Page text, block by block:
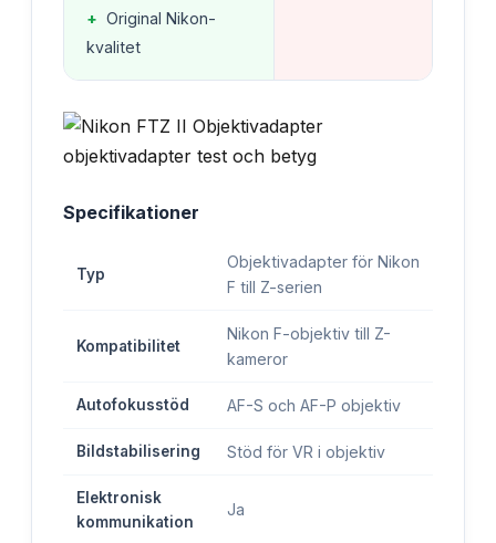
+ Original Nikon-
kvalitet
Specifikationer
Typ
Objektivadapter för Nikon
F till Z-serien
Kompatibilitet
Nikon F-objektiv till Z-
kameror
Autofokusstöd AF-S och AF-P objektiv
Bildstabilisering Stöd för VR i objektiv
Elektronisk
kommunikation
Ja